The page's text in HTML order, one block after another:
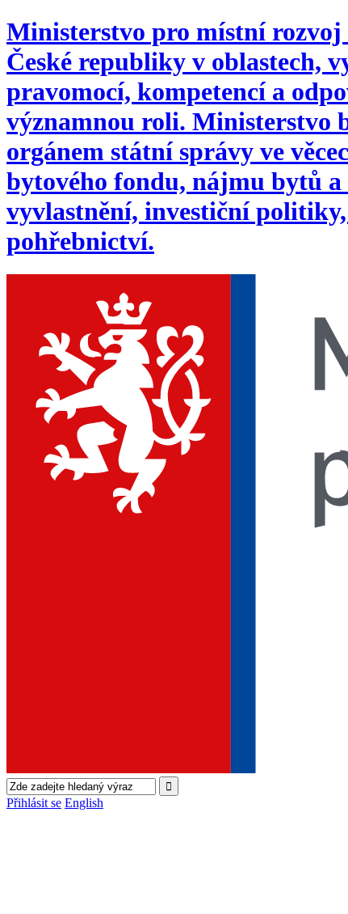
Ministerstvo pro místní
České republiky v oblastech,
pravomocí, kompetencí a
významnou roli. Ministerstvo
orgánem státní správy ve
bytového fondu, nájmu bytů
vyvlastnění, investiční
pohřebnictví.
Přihlásit se English